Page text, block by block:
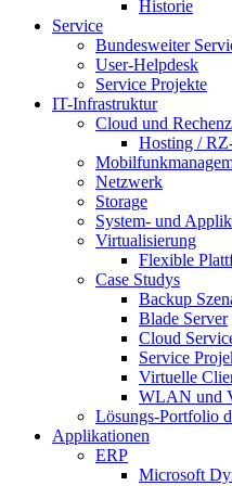
Historie
Service
Bundesweiter
User-Helpdesk
Service Projekte
IT-Infrastruktur
Cloud und
Hosting /
Netzwerk
Storage
System- und
Virtualisierung
Flexible
Case Studys
Backup
Blade Server
Cloud
Service
Virtuelle
WLAN und
Lösungs-Portfolio
Applikationen
ERP
Microsoft